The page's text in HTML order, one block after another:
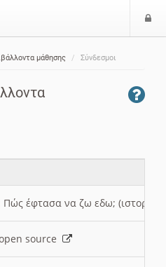
μάθησης Σύνδεσμοι
έφτασα να ζω εδω; (ιστορια)
source